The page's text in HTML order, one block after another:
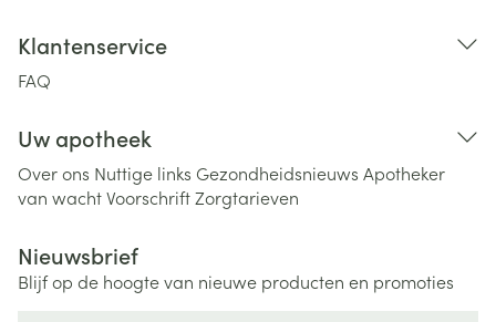
Klantenservice
FAQ
Uw apotheek
Over ons Nuttige links Gezondheidsnieuws Apotheker
van wachtVoorschriftZorgtarieven
Nieuwsbrief
Blijf op de hoogte van nieuwe producten en promoties